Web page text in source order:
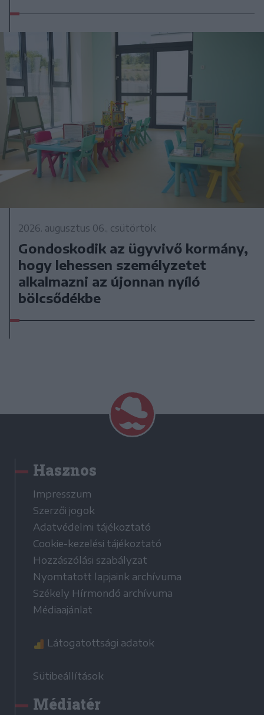
2026. augusztus 06., csütörtök
Gondoskodik az ügyvivő kormány,
hogy lehessen személyzetet
alkalmazni az újonnan nyíló
bölcsődékbe
Hasznos
Impresszum
Szerzői jogok
Adatvédelmi tájékoztató
Cookie-kezelési tájékoztató
Hozzászólási szabályzat
Nyomtatott lapjaink archívuma
Székely Hírmondó archívuma
Médiaajánlat
Látogatottsági adatok
Sütibeállítások
Médiatér